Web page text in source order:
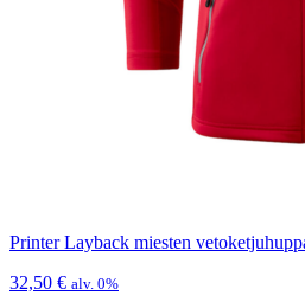
Printer Layback miesten
32,50 € alv. 0%